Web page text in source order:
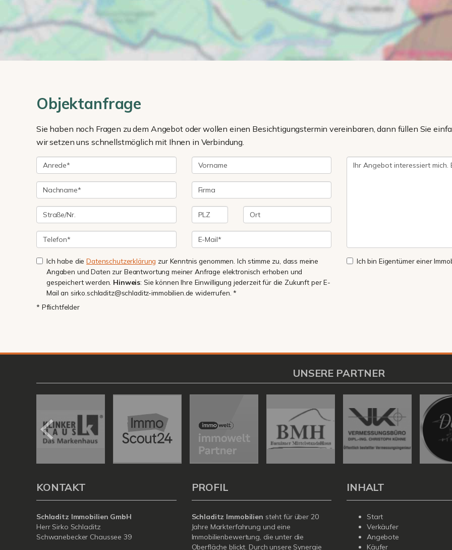
Objektanfrage
Sie haben noch Fragen zu dem Angebot oder wollen einen Besichtigungstermin vereinbaren, dann füllen Sie
wir setzen uns schnellstmöglich mit Ihnen in Verbindung.
Ich habe dieDatenschutzerklärung zur Kenntnis genommen. Ich stimme zu, dass meine
Angaben und Daten zur Beantwortung meiner Anfrage elektronisch erhoben und
gespeichert werden. Hinweis: Sie können Ihre Einwilligung jederzeit für die Zukunft per E-
Mail an sirko.schladitz@schladitz-immobilien.de widerrufen. *
Ich bin Eigentümer einer
* Pflichtfelder
UNSERE PARTNER
KONTAKT
Schladitz Immobilien GmbH
Herr Sirko Schladitz
Schwanebecker Chaussee 39
PROFIL
Schladitz Immobilien steht für über 20
Jahre Markterfahrung und eine
Immobilienbewertung, die unter die
Oberfläche blickt. Durch unsere Synergie
INHALT
Start
Verkäufer
Angebote
Käufer